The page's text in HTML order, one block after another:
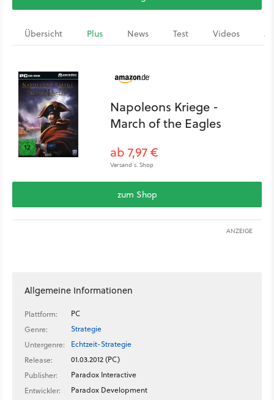
Übersicht Plus News Test Videos
Napoleons Kriege -
March of the Eagles
ab 7,97 €
Versand s. Shop
zum Shop
ANZEIGE
Allgemeine Informationen
Plattform:
PC
Genre:
Strategie
Untergenre:
Echtzeit-Strategie
Release:
01.03.2012 (PC)
Publisher:
Paradox Interactive
Entwickler:
Paradox Development